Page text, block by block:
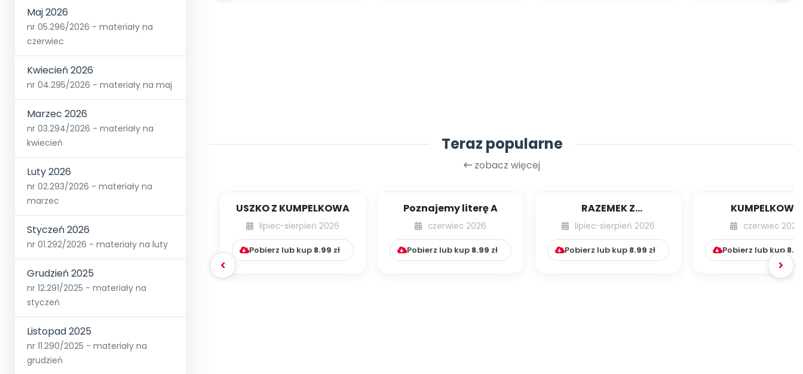
Maj 2026
nr 05.296/2026 - materiały na
czerwiec
Kwiecień 2026
nr 04.295/2026 - materiały na maj
Marzec 2026
nr 03.294/2026 - materiały na
kwiecień
Luty 2026
nr 02.293/2026 - materiały na
marzec
Styczeń 2026
nr 01.292/2026 - materiały na luty
Grudzień 2025
nr 12.291/2025 - materiały na
styczeń
Listopad 2025
nr 11.290/2025 - materiały na
grudzień
Teraz popularne
zobacz więcej
USZKO Z KUMPELKOWA
lipiec-sierpień 2026
Pobierz lub kup 8.99 zł
Poznajemy literę A
czerwiec 2026
Pobierz lub kup 8.99 zł
RAZEMEK Z
KUMPELKOWA
lipiec-sierpień 2026
Pobierz lub kup 8.99 zł
KUMPELKOWO
czerwiec 2026
Pobierz lub kup